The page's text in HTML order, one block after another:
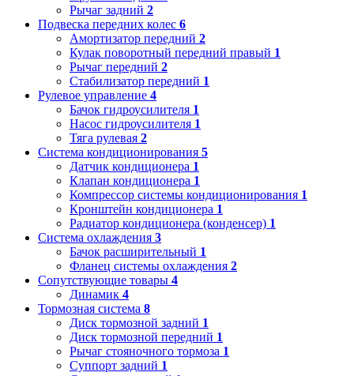
Рычаг задний 2
Подвеска передних колес 6
Амортизатор передний 2
Кулак поворотный передний правый 1
Рычаг передний 2
Стабилизатор передний 1
Рулевое управление 4
Бачок гидроусилителя 1
Насос гидроусилителя 1
Тяга рулевая 2
Система кондиционирования 5
Датчик кондиционера 1
Клапан кондиционера 1
Компрессор системы кондиционирования 1
Кронштейн кондиционера 1
Радиатор кондиционера (конденсер) 1
Система охлаждения 3
Бачок расширительный 1
Фланец системы охлаждения 2
Сопутствующие товары 4
Динамик 4
Тормозная система 8
Диск тормозной задний 1
Диск тормозной передний 1
Рычаг стояночного тормоза 1
Суппорт задний 1